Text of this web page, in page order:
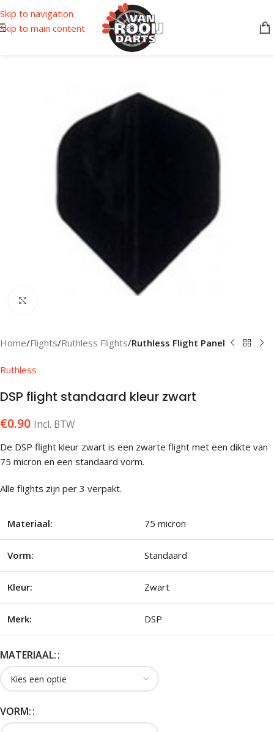
Skip to navigation
Skip to main content
Home Flights Ruthless Flights Ruthless Flight Panel
Ruthless
DSP flight standaard kleur zwart
€0.90 Incl. BTW
De DSP flight kleur zwart is een zwarte flight met een dikte van
75 micron en een standaard vorm.
Alle flights zijn per 3 verpakt.
Materiaal: 75 micron
Vorm: Standaard
Kleur: Zwart
Merk: DSP
MATERIAAL:
VORM: